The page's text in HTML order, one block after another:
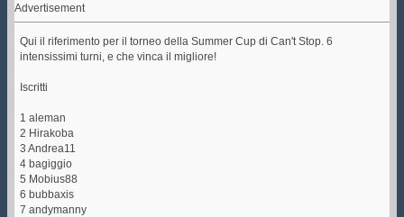
Advertisement
Qui il riferimento per il torneo della Summer Cup di Can't Stop. 6
intensissimi turni, e che vinca il migliore!
Iscritti
1 aleman
2 Hirakoba
3 Andrea11
4 bagiggio
5 Mobius88
6 bubbaxis
7 andymanny